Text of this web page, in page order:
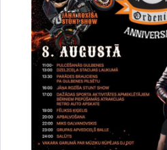
Atrašanās vieta
Druvienas Latviskās